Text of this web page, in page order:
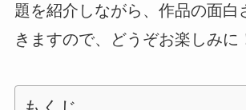
題を紹介しながら、作品の面白
きますので、どうぞお楽しみに